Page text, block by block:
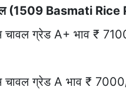
(1509 Basmati Rice
चावल ग्रेड A+ भाव ₹
चावल ग्रेड A भाव ₹